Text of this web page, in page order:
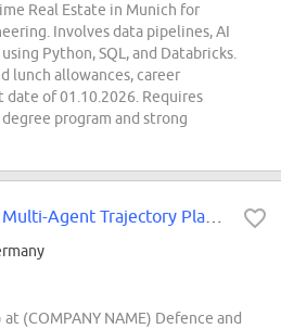
Real Estate in Munich for
Involves data pipelines, AI
Python, SQL, and Databricks.
lunch allowances, career
of 01.10.2026. Requires
program and strong
(COMPANY NAME) Defence and